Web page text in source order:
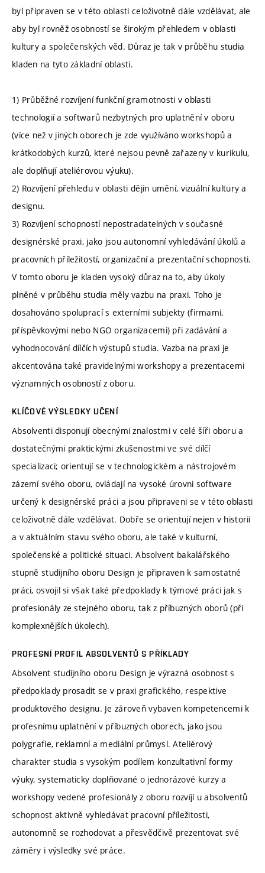
byl připraven se v této oblasti celoživotně dále vzdělávat, ale
aby byl rovněž osobností se širokým přehledem v oblasti
kultury a společenských věd. Důraz je tak v průběhu studia
kladen na tyto základní oblasti.
1) Průběžné rozvíjení funkční gramotnosti v oblasti
technologií a softwarů nezbytných pro uplatnění v oboru
(více než v jiných oborech je zde využíváno workshopů a
krátkodobých kurzů, které nejsou pevně zařazeny v kurikulu,
ale doplňují ateliérovou výuku).
2) Rozvíjení přehledu v oblasti dějin umění, vizuální kultury a
designu.
3) Rozvíjení schopností nepostradatelných v současné
designérské praxi, jako jsou autonomní vyhledávání úkolů a
pracovních příležitostí, organizační a prezentační schopnosti.
V tomto oboru je kladen vysoký důraz na to, aby úkoly
plněné v průběhu studia měly vazbu na praxi. Toho je
dosahováno spoluprací s externími subjekty (firmami,
příspěvkovými nebo NGO organizacemi) při zadávání a
vyhodnocování dílčích výstupů studia. Vazba na praxi je
akcentována také pravidelnými workshopy a prezentacemi
významných osobností z oboru.
KLÍČOVÉ VÝSLEDKY UČENÍ
Absolventi disponují obecnými znalostmi v celé šíři oboru a
dostatečnými praktickými zkušenostmi ve své dílčí
specializaci; orientují se v technologickém a nástrojovém
zázemí svého oboru, ovládají na vysoké úrovni software
určený k designérské práci a jsou připraveni se v této oblasti
celoživotně dále vzdělávat. Dobře se orientují nejen v historii
a v aktuálním stavu svého oboru, ale také v kulturní,
společenské a politické situaci. Absolvent bakalářského
stupně studijního oboru Design je připraven k samostatné
práci, osvojil si však také předpoklady k týmové práci jak s
profesionály ze stejného oboru, tak z příbuzných oborů (při
komplexnějších úkolech).
PROFESNÍ PROFIL ABSOLVENTŮ S PŘÍKLADY
Absolvent studijního oboru Design je výrazná osobnost s
předpoklady prosadit se v praxi grafického, respektive
produktového designu. Je zároveň vybaven kompetencemi k
profesnímu uplatnění v příbuzných oborech, jako jsou
polygrafie, reklamní a mediální průmysl. Ateliérový
charakter studia s vysokým podílem konzultativní formy
výuky, systematicky doplňované o jednorázové kurzy a
workshopy vedené profesionály z oboru rozvíjí u absolventů
schopnost aktivně vyhledávat pracovní příležitosti,
autonomně se rozhodovat a přesvědčivě prezentovat své
záměry i výsledky své práce.